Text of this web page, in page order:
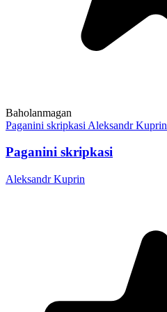
Baholanmagan
Paganini skripkasi Aleksandr Kuprin
Paganini skripkasi
Aleksandr Kuprin